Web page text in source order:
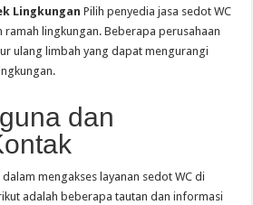
Lingkungan Pilih penyedia jasa sedot WC
ramah lingkungan. Beberapa perusahaan
ulang limbah yang dapat mengurangi
dan
mengakses layanan sedot WC di
adalah beberapa tautan dan informasi